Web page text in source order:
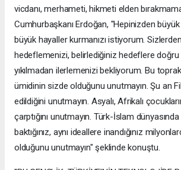
vicdanı, merhameti, hikmeti elden
Cumhurbaşkanı Erdoğan, "Hepinizden
büyük hayaller kurmanızı istiyorum. Sizlerden
hedeflemenizi, belirlediğiniz hedeflere doğru
yıkılmadan ilerlemenizi bekliyorum. Bu
ümidinin sizde olduğunu unutmayın. Şu an
edildiğini unutmayın. Asyalı, Afrikalı
çarptığını unutmayın. Türk-İslam
baktığınız, aynı ideallere inandığınız
olduğunu unutmayın" şeklinde konuştu.